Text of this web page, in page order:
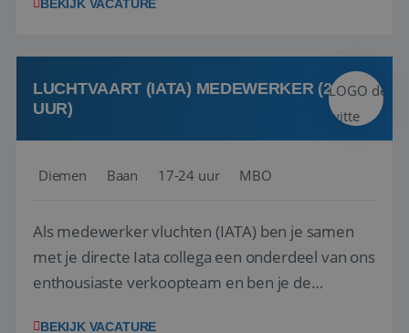
het samenstellen en boeken van de perfecte
deze onderdelen zijn nu samen gevoegd...
BEKIJK VACATURE
LUCHTVAART (IATA) MEDEWERKER (24-32
UUR)
Diemen Baan 17-24 uur MBO
Als medewerker vluchten (IATA) ben je samen
met je directe Iata collega een onderdeel van ons
enthousiaste verkoopteam en ben je de
BEKIJK VACATURE